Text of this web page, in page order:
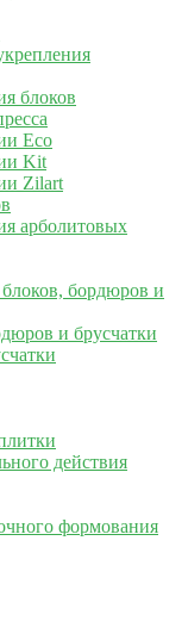
блоков
Eco
Kit
Zilart
арболитовых
бордюров и
и брусчатки
действия
формования